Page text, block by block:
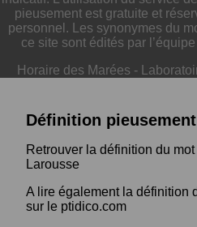
pieusement est gratuite et
personnel. Les synonymes du
ce site sont édités par
Horaire des Marées -
Définition pieusement
Retrouver la définition du mot
Larousse
A lire également la définition
sur le ptidico.com